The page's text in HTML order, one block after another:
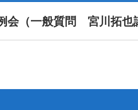
（一般質問 宮川拓也